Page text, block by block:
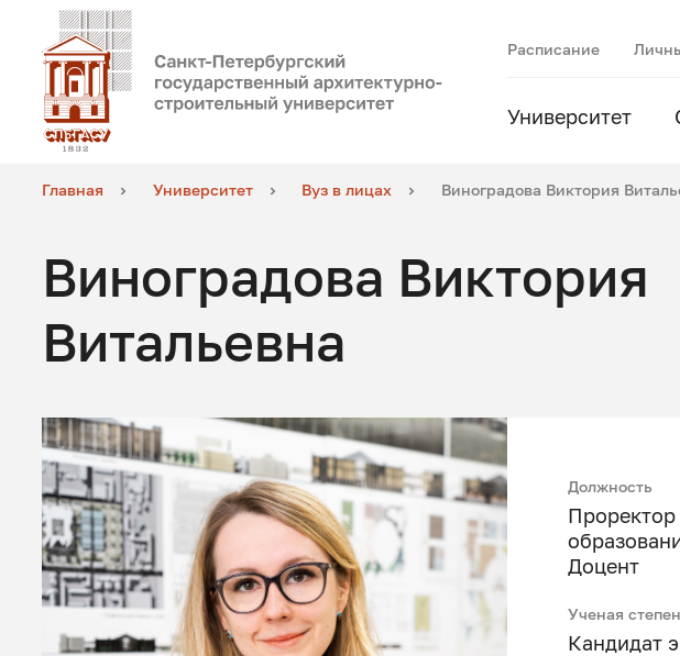
Расписание
Университет
Главная Университет Вуз в лицах Виноградова Виктория
Виноградова Виктория
Витальевна
Должность
Доцент
Ученая
Кандидат